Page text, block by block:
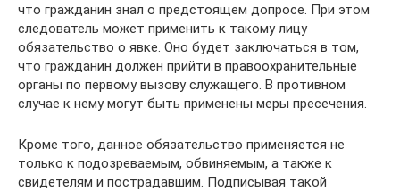
что гражданин знал о предстоящем допросе. При этом
следователь может применить к такому лицу
обязательство о явке. Оно будет заключаться в том,
что гражданин должен прийти в правоохранительные
органы по первому вызову служащего. В противном
случае к нему могут быть применены меры пресечения.
Кроме того, данное обязательство применяется не
только к подозреваемым, обвиняемым, а также к
свидетелям и пострадавшим. Подписывая такой